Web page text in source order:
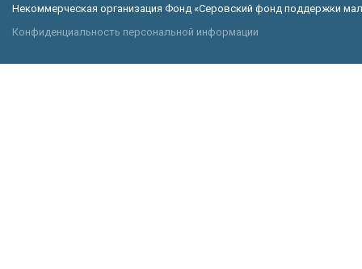
Некоммерческая организация Фонд «Серовский фонд поддержки
Конфиденциальность персональной информации